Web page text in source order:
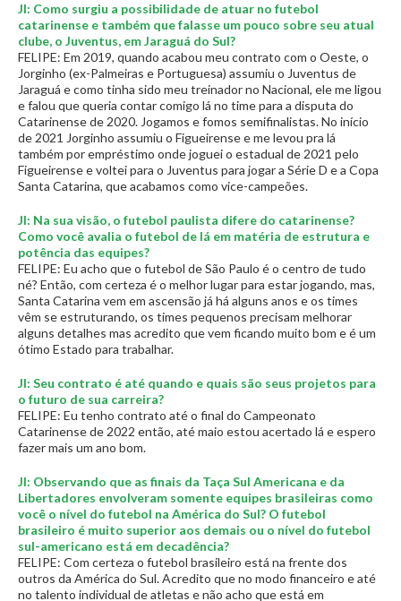
JI: Como surgiu a possibilidade de atuar no futebol
catarinense e também que falasse um pouco sobre seu atual
clube, o Juventus, em Jaraguá do Sul?
FELIPE: Em 2019, quando acabou meu contrato com o Oeste, o
Jorginho (ex-Palmeiras e Portuguesa) assumiu o Juventus de
Jaraguá e como tinha sido meu treinador no Nacional, ele me ligou
e falou que queria contar comigo lá no time para a disputa do
Catarinense de 2020. Jogamos e fomos semifinalistas. No início
de 2021 Jorginho assumiu o Figueirense e me levou pra lá
também por empréstimo onde joguei o estadual de 2021 pelo
Figueirense e voltei para o Juventus para jogar a Série D e a Copa
Santa Catarina, que acabamos como vice-campeões.
JI: Na sua visão, o futebol paulista difere do catarinense?
Como você avalia o futebol de lá em matéria de estrutura e
potência das equipes?
FELIPE: Eu acho que o futebol de São Paulo é o centro de tudo
né? Então, com certeza é o melhor lugar para estar jogando, mas,
Santa Catarina vem em ascensão já há alguns anos e os times
vêm se estruturando, os times pequenos precisam melhorar
alguns detalhes mas acredito que vem ficando muito bom e é um
ótimo Estado para trabalhar.
JI: Seu contrato é até quando e quais são seus projetos para
o futuro de sua carreira?
FELIPE: Eu tenho contrato até o final do Campeonato
Catarinense de 2022 então, até maio estou acertado lá e espero
fazer mais um ano bom.
JI: Observando que as finais da Taça Sul Americana e da
Libertadores envolveram somente equipes brasileiras como
você o nível do futebol na América do Sul? O futebol
brasileiro é muito superior aos demais ou o nível do futebol
sul-americano está em decadência?
FELIPE: Com certeza o futebol brasileiro está na frente dos
outros da América do Sul. Acredito que no modo financeiro e até
no talento individual de atletas e não acho que está em